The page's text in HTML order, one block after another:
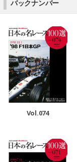
バックナンバー
Vol.074